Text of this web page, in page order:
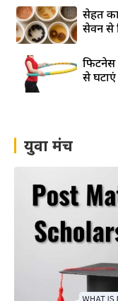
सेहत
सेवन से
फिटनेस
से
युवा मंच